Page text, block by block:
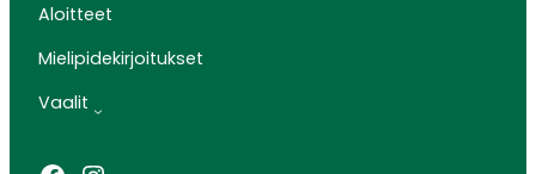
Aloitteet
Mielipidekirjoitukset
Vaalit